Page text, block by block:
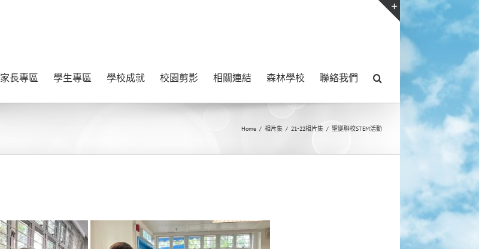
家長專區 學生專區 學校成就 校園剪影 相關連結 森林學校 聯絡我們
Home / 相片集 / 21-22相片集 / 聖誕聯校STEM活動
Toggle
Sliding
Area